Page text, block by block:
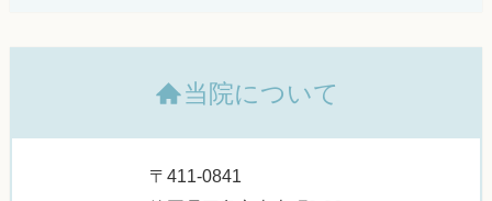
当院について
〒411-0841